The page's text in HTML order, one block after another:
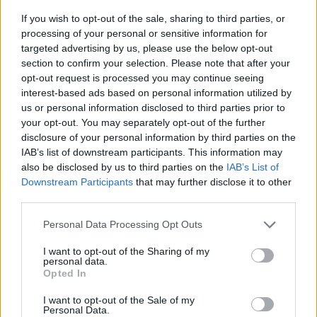
If you wish to opt-out of the sale, sharing to third parties, or
processing of your personal or sensitive information for
targeted advertising by us, please use the below opt-out
section to confirm your selection. Please note that after your
opt-out request is processed you may continue seeing
interest-based ads based on personal information utilized by
us or personal information disclosed to third parties prior to
your opt-out. You may separately opt-out of the further
disclosure of your personal information by third parties on the
IAB’s list of downstream participants. This information may
also be disclosed by us to third parties on the IAB’s List of
Downstream Participants that may further disclose it to other
Please note that this website/app uses one or more Google
not limited to your visit or usage behaviour. You may click to
grant or deny consent to Google and its third-party tags to
use your data for below specified purposes in below Google
consent section.
Personal Data Processing Opt Outs
I want to opt-out of the Sharing of my
personal data.
Opted In
I want to opt-out of the Sale of my
Personal Data.
50mila nel resort
Meteo Olbia 7 agosto, sole e caldo tornano
protagonisti
Test tunnel Olbia: rampe chiuse ancora fino a
fine agosto
Aggius conquista la classifica delle mete più
amate dell’estate 2026